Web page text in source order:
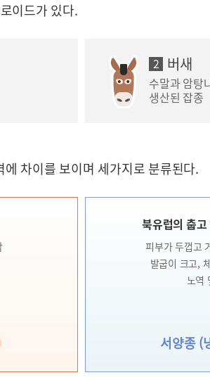
이드가 있다.
2 버새
수말과 암탕
생산된 잡종
차이를 보이며 세가지로 분류된다.
북유럽의 춥
피부가 두껍고
발굽이 크고,
노역
서양종 (